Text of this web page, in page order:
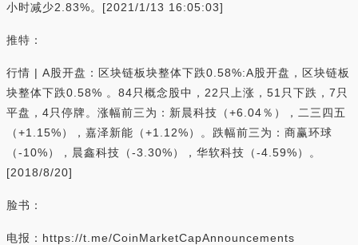
小时减少2.83%。[2021/1/13 16:05:03]
推特：
行情 | A股开盘：区块链板块整体下跌0.58%:A股开盘，区块链板
块整体下跌0.58% 。84只概念股中，22只上涨，51只下跌，7只
平盘，4只停牌。涨幅前三为：新晨科技（+6.04％），二三四五
（+1.15%），嘉泽新能（+1.12%）。跌幅前三为：商赢环球
（-10%），晨鑫科技（-3.30%），华软科技（-4.59%）。
[2018/8/20]
脸书：
电报：https://t.me/CoinMarketCapAnnouncements